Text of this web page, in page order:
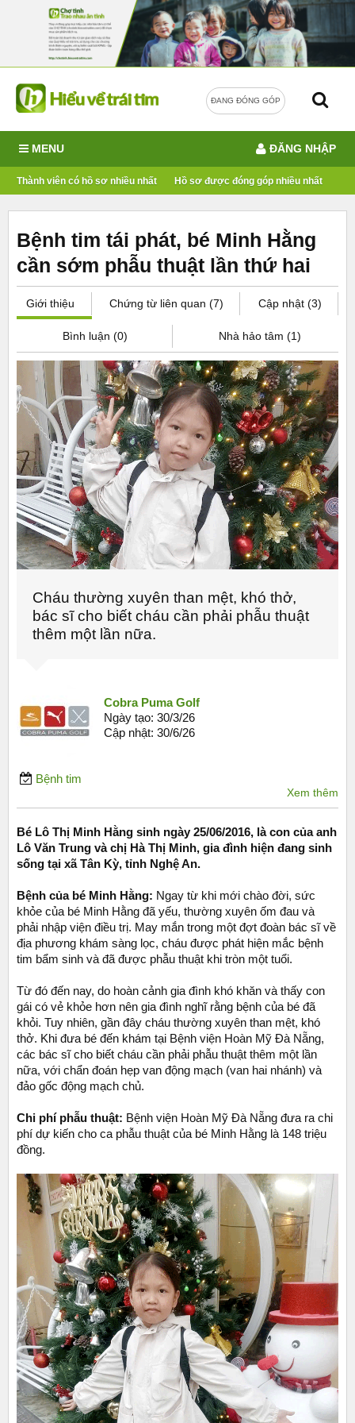
ĐANG ĐÓNG GÓP
MENU
Thành viên có hồ sơ nhiều nhất Hồ sơ được đóng góp nhiều nhất
ĐĂNG NHẬP
Bệnh tim tái phát, bé Minh Hằng
cần sớm phẫu thuật lần thứ hai
Giới thiệu Chứng từ liên quan (7) Cập nhật (3)
Bình luận (0) Nhà hảo tâm (1)
Cháu thường xuyên than mệt, khó thở,
bác sĩ cho biết cháu cần phải phẫu thuật
thêm một lần nữa.
Cobra Puma Golf
Ngày tạo: 30/3/26
Cập nhật: 30/6/26
Bệnh tim
Xem thêm
Bé Lô Thị Minh Hằng sinh ngày 25/06/2016, là con của anh
Lô Văn Trung và chị Hà Thị Minh, gia đình hiện đang sinh
sống tại xã Tân Kỳ, tỉnh Nghệ An.
Bệnh của bé Minh Hằng: Ngay từ khi mới chào đời, sức
khỏe của bé Minh Hằng đã yếu, thường xuyên ốm đau và
phải nhập viện điều trị. May mắn trong một đợt đoàn bác sĩ về
địa phương khám sàng lọc, cháu được phát hiện mắc bệnh
tim bẩm sinh và đã được phẫu thuật khi tròn một tuổi.
Từ đó đến nay, do hoàn cảnh gia đình khó khăn và thấy con
gái có vẻ khỏe hơn nên gia đình nghĩ rằng bệnh của bé đã
khỏi. Tuy nhiên, gần đây cháu thường xuyên than mệt, khó
thở. Khi đưa bé đến khám tại Bệnh viện Hoàn Mỹ Đà Nẵng,
các bác sĩ cho biết cháu cần phải phẫu thuật thêm một lần
nữa, với chẩn đoán hẹp van động mạch (van hai nhánh) và
đảo gốc động mạch chủ.
Chi phí phẫu thuật: Bệnh viện Hoàn Mỹ Đà Nẵng đưa ra chi
phí dự kiến cho ca phẫu thuật của bé Minh Hằng là 148 triệu
đồng.